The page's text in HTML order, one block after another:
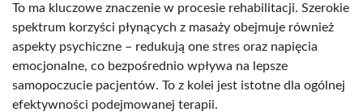
To ma kluczowe znaczenie w procesie rehabilitacji. Szerokie
spektrum korzyści płynących z masaży obejmuje również
aspekty psychiczne – redukują one stres oraz napięcia
emocjonalne, co bezpośrednio wpływa na lepsze
samopoczucie pacjentów. To z kolei jest istotne dla ogólnej
efektywności podejmowanej terapii.